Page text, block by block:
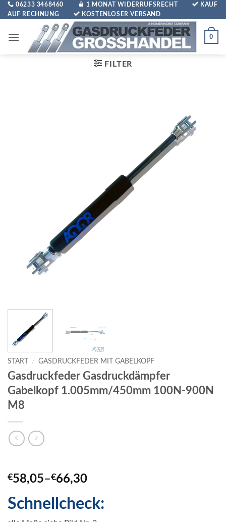
Zum
Inhalt
06233 3468460 1 MONAT WIDERRUFSRECHT
KAUF
AUF RECHNUNG
KOSTENLOSER VERSAND
0
FILTER
START / GASDRUCKFEDER MIT GABELKOPF
Gasdruckfeder Gasdruckdämpfer
Gabelkopf 1.005mm/450mm 100N-900N
M8
€58,05–€66,30
Schnellcheck: